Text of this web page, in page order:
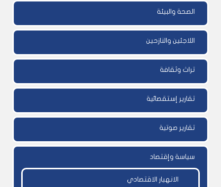
الصحة والبيئة
اللاجئين والنازحين
تراث وثقافة
تقارير إستقصائية
تقارير صوتية
سياسة وإقتصاد
الانهيار الاقتصادي